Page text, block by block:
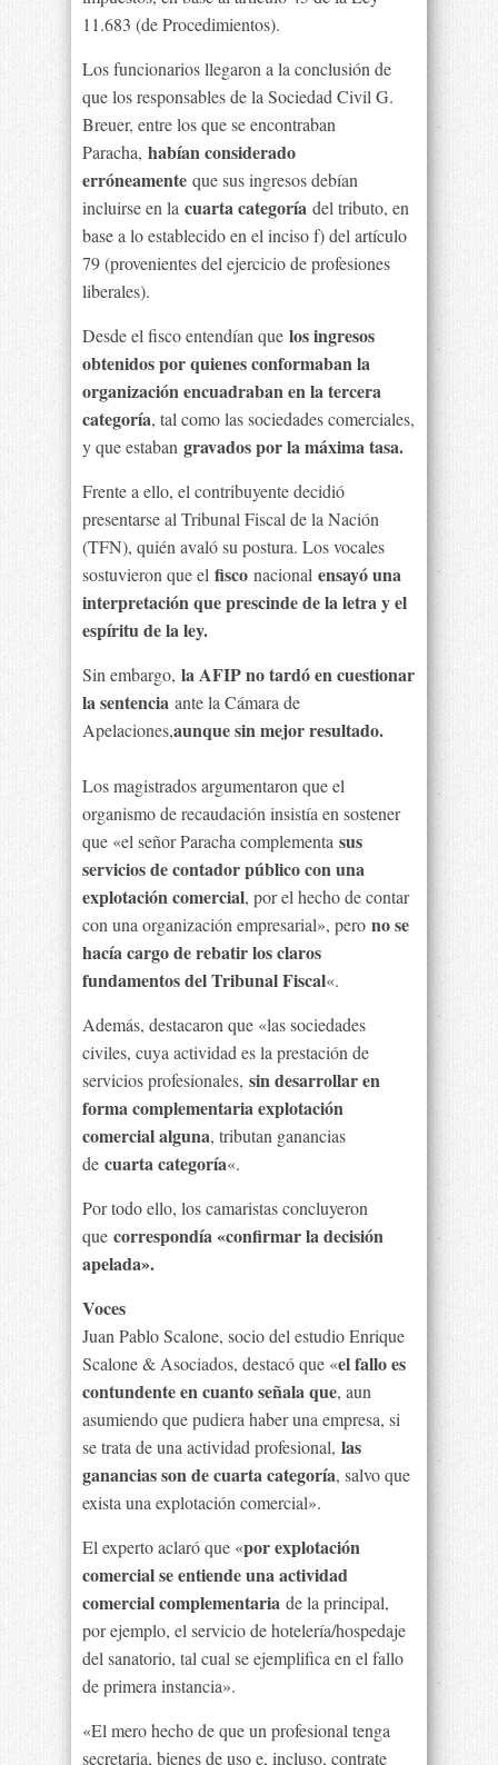
11.683 (de Procedimientos).
Los funcionarios llegaron a la conclusión de
que los responsables de la Sociedad Civil G.
Breuer, entre los que se encontraban
Paracha, habían considerado
erróneamente que sus ingresos debían
incluirse en la cuarta categoría del tributo, en
base a lo establecido en el inciso f) del artículo
79 (provenientes del ejercicio de profesiones
liberales).
Desde el fisco entendían que los ingresos
obtenidos por quienes conformaban la
organización encuadraban en la tercera
categoría, tal como las sociedades comerciales,
y que estaban gravados por la máxima tasa.
Frente a ello, el contribuyente decidió
presentarse al Tribunal Fiscal de la Nación
(TFN), quién avaló su postura. Los vocales
sostuvieron que el fisco nacional ensayó una
interpretación que prescinde de la letra y el
espíritu de la ley.
Sin embargo, la AFIP no tardó en cuestionar
la sentencia ante la Cámara de
Apelaciones,aunque sin mejor resultado.
Los magistrados argumentaron que el
organismo de recaudación insistía en sostener
que «el señor Paracha complementa sus
servicios de contador público con una
explotación comercial, por el hecho de contar
con una organización empresarial», pero no se
hacía cargo de rebatir los claros
fundamentos del Tribunal Fiscal«.
Además, destacaron que «las sociedades
civiles, cuya actividad es la prestación de
servicios profesionales, sin desarrollar en
forma complementaria explotación
comercial alguna, tributan ganancias
de cuarta categoría«.
Por todo ello, los camaristas concluyeron
que correspondía «confirmar la decisión
apelada».
Voces
Juan Pablo Scalone, socio del estudio Enrique
Scalone & Asociados, destacó que «el fallo es
contundente en cuanto señala que, aun
asumiendo que pudiera haber una empresa, si
se trata de una actividad profesional, las
ganancias son de cuarta categoría, salvo que
exista una explotación comercial».
El experto aclaró que «por explotación
comercial se entiende una actividad
comercial complementaria de la principal,
por ejemplo, el servicio de hotelería/hospedaje
del sanatorio, tal cual se ejemplifica en el fallo
de primera instancia».
«El mero hecho de que un profesional tenga
secretaria, bienes de uso e, incluso, contrate